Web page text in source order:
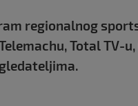
regionalnog
Total TV-